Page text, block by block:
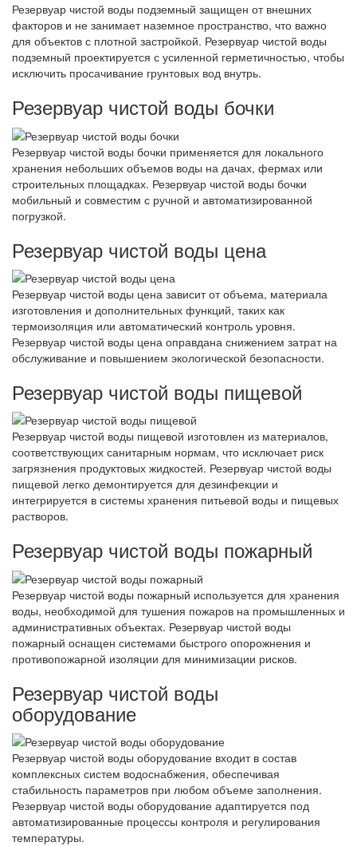
Резервуар чистой воды подземный защищен от внешних
факторов и не занимает наземное пространство, что важно
для объектов с плотной застройкой. Резервуар чистой воды
подземный проектируется с усиленной герметичностью, чтобы
исключить просачивание грунтовых вод внутрь.
Резервуар чистой воды бочки
Резервуар чистой воды бочки применяется для локального
хранения небольших объемов воды на дачах, фермах или
строительных площадках. Резервуар чистой воды бочки
мобильный и совместим с ручной и автоматизированной
погрузкой.
Резервуар чистой воды цена
Резервуар чистой воды цена зависит от объема, материала
изготовления и дополнительных функций, таких как
термоизоляция или автоматический контроль уровня.
Резервуар чистой воды цена оправдана снижением затрат на
обслуживание и повышением экологической безопасности.
Резервуар чистой воды пищевой
Резервуар чистой воды пищевой изготовлен из материалов,
соответствующих санитарным нормам, что исключает риск
загрязнения продуктовых жидкостей. Резервуар чистой воды
пищевой легко демонтируется для дезинфекции и
интегрируется в системы хранения питьевой воды и пищевых
растворов.
Резервуар чистой воды пожарный
Резервуар чистой воды пожарный используется для хранения
воды, необходимой для тушения пожаров на промышленных и
административных объектах. Резервуар чистой воды
пожарный оснащен системами быстрого опорожнения и
противопожарной изоляции для минимизации рисков.
Резервуар чистой воды
оборудование
Резервуар чистой воды оборудование входит в состав
комплексных систем водоснабжения, обеспечивая
стабильность параметров при любом объеме заполнения.
Резервуар чистой воды оборудование адаптируется под
автоматизированные процессы контроля и регулирования
температуры.